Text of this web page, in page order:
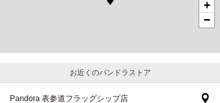
+
−
お近くのパンドラストア
Pandora 表参道フラッグシップ店